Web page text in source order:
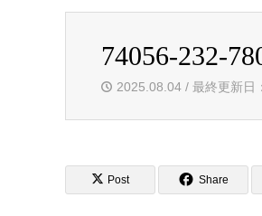
74056-232-
2025.08.04 / 最終更新日
Post Share